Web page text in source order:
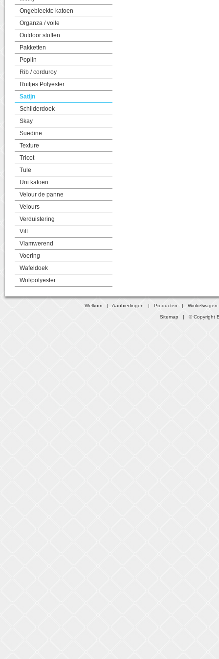
Ongebleekte katoen
Organza / voile
Outdoor stoffen
Pakketten
Poplin
Rib / corduroy
Ruitjes Polyester
Satijn
Schilderdoek
Skay
Suedine
Texture
Tricot
Tule
Uni katoen
Velour de panne
Velours
Verduistering
Vilt
Vlamwerend
Voering
Wafeldoek
Wol/polyester
Welkom |Aanbiedingen |Producten |Winkelwagen
Sitemap | © Copyright